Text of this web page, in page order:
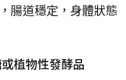
腸道穩定，身體狀態
植物性發酵品